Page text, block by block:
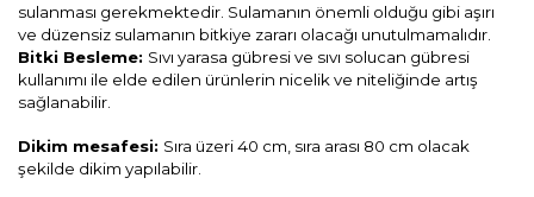
sulanması gerekmektedir. Sulamanın önemli olduğu gibi aşırı
ve düzensiz sulamanın bitkiye zararı olacağı unutulmamalıdır.
Bitki Besleme: Sıvı yarasa gübresi ve sıvı solucan gübresi
kullanımı ile elde edilen ürünlerin nicelik ve niteliğinde artış
sağlanabilir.
Dikim mesafesi: Sıra üzeri 40 cm, sıra arası 80 cm olacak
şekilde dikim yapılabilir.